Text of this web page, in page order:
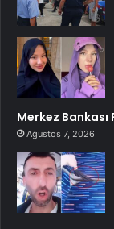
Merkez
Ağustos 7, 2026